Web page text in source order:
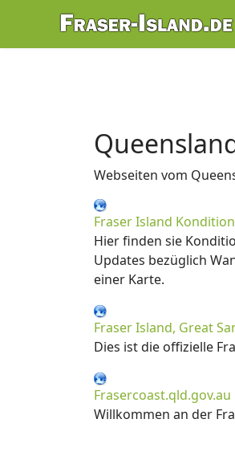
Webseiten vom
Fraser Island
Hier finden sie
Updates bezüglich
einer Karte.
Fraser Island, Great
Dies ist die offizielle
Frasercoast.qld.gov.au
Willkommen an der